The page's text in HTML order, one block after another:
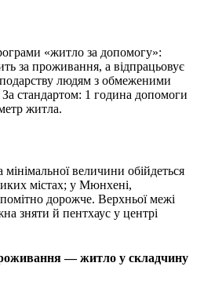
«житло за допомогу»:
за проживання, а відпрацьовує
людям з обмеженими
стандартом: 1 година допомоги
житла.
величини обійдеться
містах; у Мюнхені,
дорожче. Верхньої межі
зняти й пентхаус у центрі
— житло у складчину